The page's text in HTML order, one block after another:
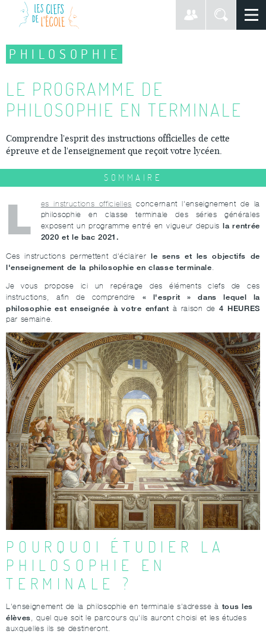
PHILOSOPHIE
LE PROGRAMME DE
PHILOSOPHIE EN TERMINALE
Comprendre l'esprit des instructions officielles de cette
épreuve et de l'enseignement que reçoit votre lycéen.
SOMMAIRE
L es instructions officielles concernant l'enseignement de la
philosophie en classe terminale des séries générales
exposent un programme entré en vigueur depuis la rentrée
2020 et le bac 2021.
Ces instructions permettent d'éclairer le sens et les objectifs de
l'enseignement de la philosophie en classe terminale.
Je vous propose ici un repérage des éléments clefs de ces
instructions, afin de comprendre « l'esprit » dans lequel la
philosophie est enseignée à votre enfant à raison de4 HEURES
par semaine.
POURQUOI ÉTUDIER LA
PHILOSOPHIE EN
TERMINALE ?
L'enseignement de la philosophie en terminale s'adresse à tous les
élèves, quel que soit le parcours qu'ils auront choisi et les études
auxquelles ils se destineront.